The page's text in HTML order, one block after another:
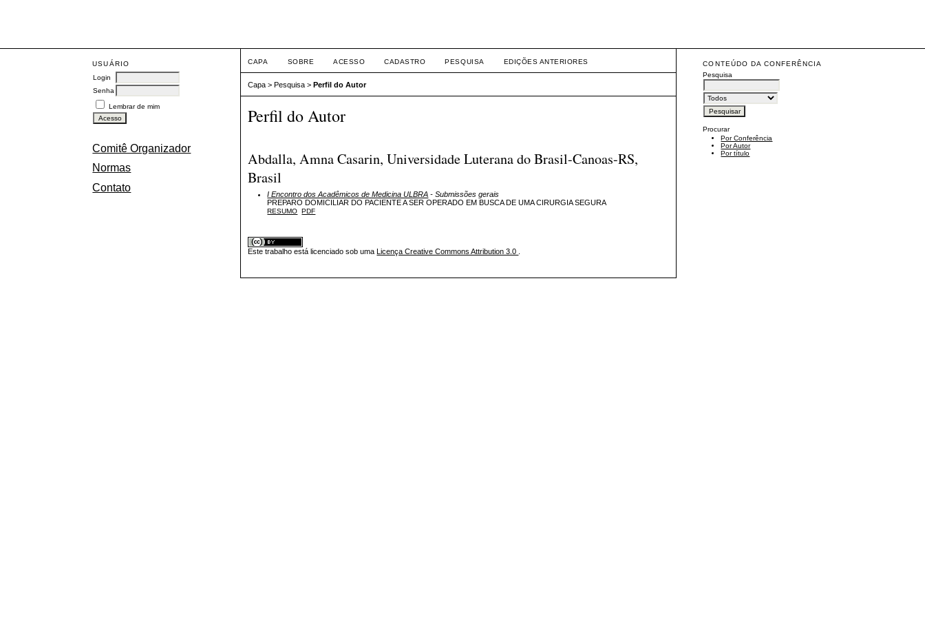
USUÁRIO
Login
Senha
Lembrar de mim
Comitê Organizador
Normas
Contato
CONTEÚDO DA CONFERÊNCIA
Pesquisa
Procurar
Por Conferência
Por Autor
Por título
CAPA SOBRE ACESSO CADASTRO PESQUISA EDIÇÕES ANTERIORES
Capa >Pesquisa >Perfil do Autor
Perfil do Autor
Abdalla, Amna Casarin, Universidade Luterana do Brasil-Canoas-RS,
Brasil
I Encontro dos Acadêmicos de Medicina ULBRA - Submissões gerais
PREPARO DOMICILIAR DO PACIENTE A SER OPERADO EM BUSCA DE UMA CIRURGIA SEGURA
RESUMO PDF
Este trabalho está licenciado sob uma Licença Creative Commons Attribution 3.0